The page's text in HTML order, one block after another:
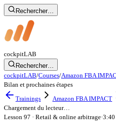
Rechercher…
cockpitLAB
Rechercher…
cockpitLAB/Courses/Amazon FBA
Bilan et prochaines étapes
Trainings
Amazon FBA IMPACT
Chargement du lecteur…
Lesson 97 · Retail & online arbitrage·3:40